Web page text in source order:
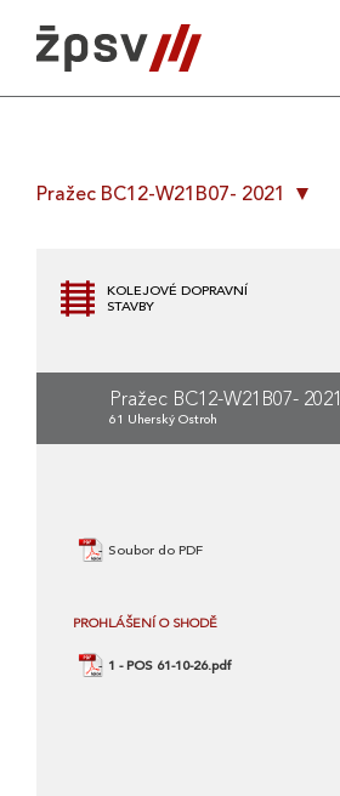
content
Pražec BC12-W21B07- 2021
KOLEJOVÉ DOPRAVNÍ
STAVBY
Pražec BC12-W21B07- 2021
61 Uherský Ostroh
Soubor do PDF
PROHLÁŠENÍ O SHODĚ
1 - POS 61-10-26.pdf